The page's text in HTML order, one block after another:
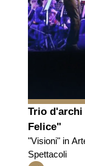
Trio
Felice"
"Visioni" in
Spettacoli